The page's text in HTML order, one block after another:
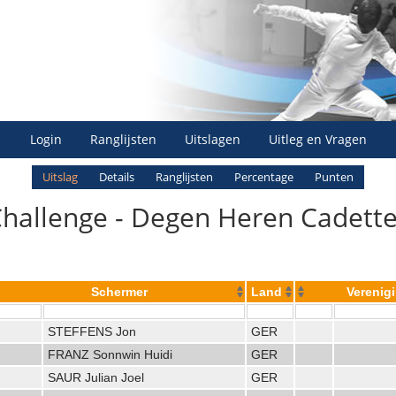
Login Ranglijsten Uitslagen Uitleg en Vragen
Uitslag Details Ranglijsten Percentage Punten
- Degen Heren
Schermer Land
STEFFENS Jon
GER
FRANZ Sonnwin Huidi
GER
SAUR Julian Joel
GER